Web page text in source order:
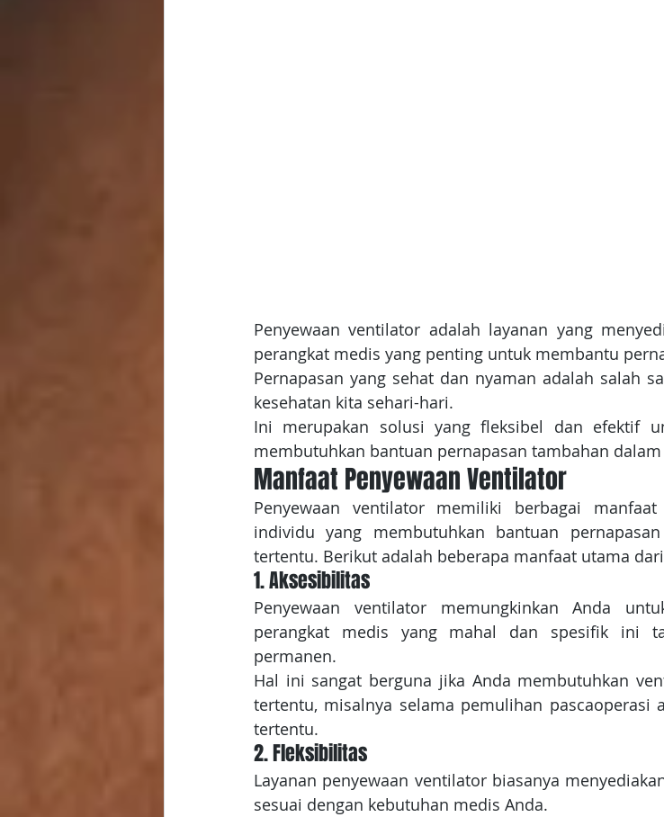
Penyewaan ventilator adalah layanan yang
perangkat medis yang penting untuk membantu
Pernapasan yang sehat dan nyaman adalah salah
kesehatan kita sehari-hari.
Ini merupakan solusi yang fleksibel dan efektif
membutuhkan bantuan pernapasan tambahan
Manfaat Penyewaan Ventilator
Penyewaan ventilator memiliki berbagai
individu yang membutuhkan bantuan
tertentu. Berikut adalah beberapa manfaat utama
1. Aksesibilitas
Penyewaan ventilator memungkinkan Anda
perangkat medis yang mahal dan spesifik ini
permanen.
Hal ini sangat berguna jika Anda membutuhkan
tertentu, misalnya selama pemulihan pascaoperasi
tertentu.
2. Fleksibilitas
Layanan penyewaan ventilator biasanya
sesuai dengan kebutuhan medis Anda.